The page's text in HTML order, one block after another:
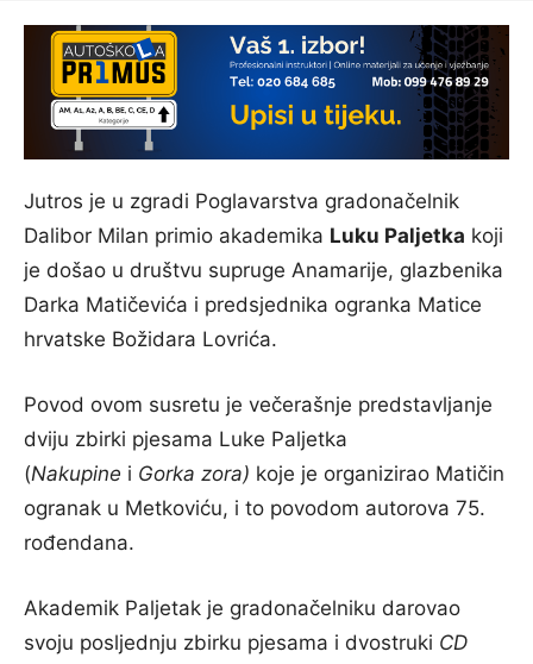
Jutros je u zgradi Poglavarstva gradonačelnik
Dalibor Milan primio akademika Luku Paljetka koji
je došao u društvu supruge Anamarije, glazbenika
Darka Matičevića i predsjednika ogranka Matice
hrvatske Božidara Lovrića.
Povod ovom susretu je večerašnje predstavljanje
dviju zbirki pjesama Luke Paljetka
(Nakupine i Gorka zora) koje je organizirao Matičin
ogranak u Metkoviću, i to povodom autorova 75.
rođendana.
Akademik Paljetak je gradonačelniku darovao
svoju posljednju zbirku pjesama i dvostruki CD